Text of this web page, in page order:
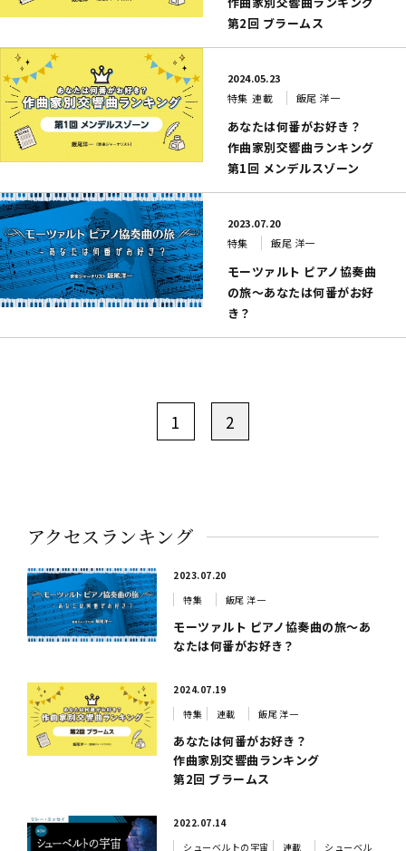
第2回 ブラームス
2024.05.23
特集 連載 飯尾 洋一
あなたは何番がお好き？
作曲家別交響曲ランキング
第1回 メンデルスゾーン
2023.07.20
特集
飯尾 洋一
モーツァルト ピアノ協奏曲
の旅～あなたは何番がお好
き？
1 2
アクセスランキング
2023.07.20
特集
飯尾 洋一
モーツァルト ピアノ協奏曲の旅～あ
なたは何番がお好き？
2024.07.19
特集
連載 飯尾 洋一
あなたは何番がお好き？
作曲家別交響曲ランキング
第2回 ブラームス
2022.07.14
シューベルトの宇宙
連載 シューベル